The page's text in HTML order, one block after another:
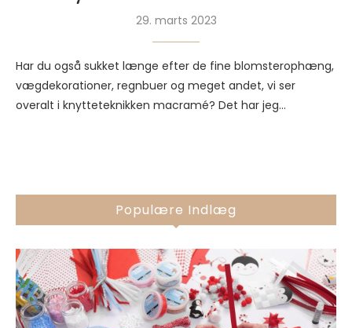
29. marts 2023
Har du også sukket længe efter de fine blomsterophæng,
vægdekorationer, regnbuer og meget andet, vi ser
overalt i knytteteknikken macramé? Det har jeg…
Populære Indlæg